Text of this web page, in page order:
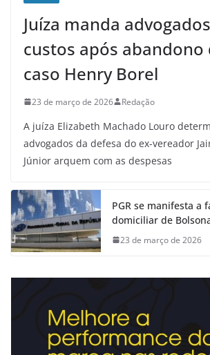
Juíza manda
custos após abandono
caso Henry Borel
23 de março de 2026 Redação
A juíza Elizabeth Machado Louro
advogados da defesa do ex-vereador
Júnior arquem com as despesas
PGR se manifesta a
domiciliar de
23 de março de 2026